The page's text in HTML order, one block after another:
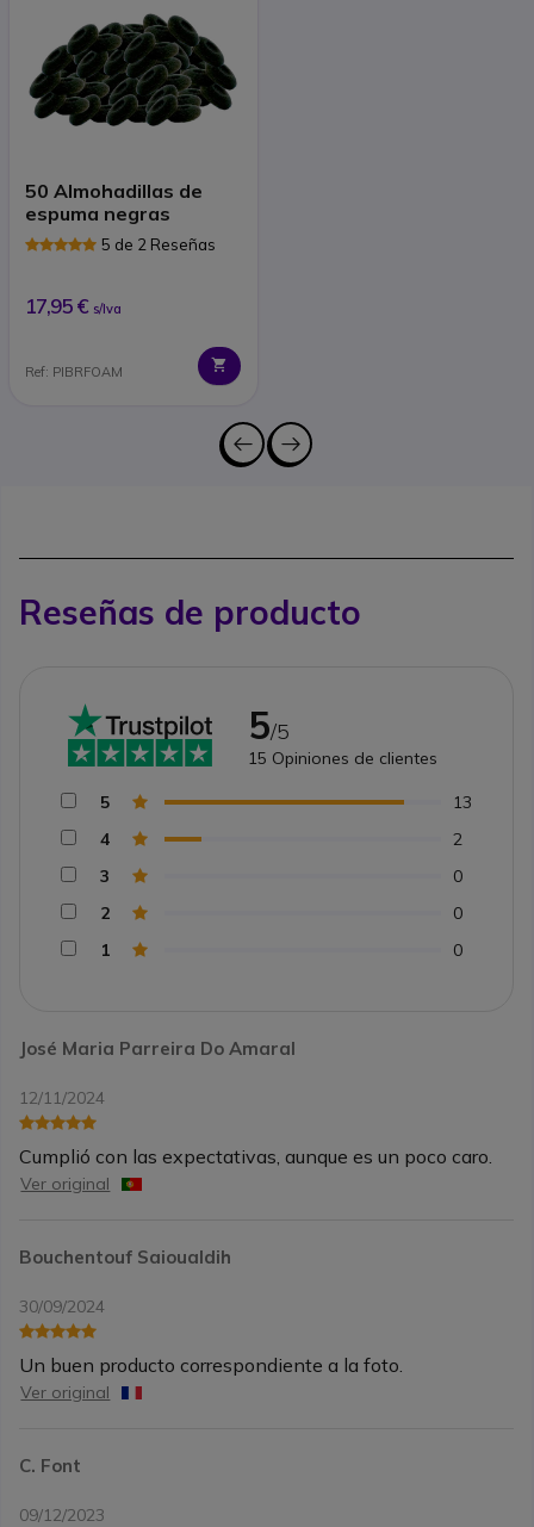
50 Almohadillas de
espuma negras
5 de 2 Reseñas
17,95 € s/Iva
Ref: PIBRFOAM
Reseñas de producto
José Maria Parreira Do Amaral
12/11/2024
Cumplió con las expectativas, aunque es un poco caro.
Ver original
Bouchentouf Saioualdih
30/09/2024
Un buen producto correspondiente a la foto.
Ver original
C. Font
09/12/2023
5/5
15 Opiniones de clientes
5
13
4
2
3
0
2
0
1
0